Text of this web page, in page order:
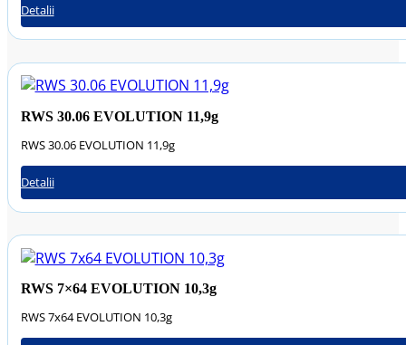
Detalii
RWS 30.06 EVOLUTION 11,9g
RWS 30.06 EVOLUTION 11,9g
Detalii
RWS 7×64 EVOLUTION 10,3g
RWS 7x64 EVOLUTION 10,3g